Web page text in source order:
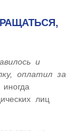
и
оплатил за
иногда
лиц